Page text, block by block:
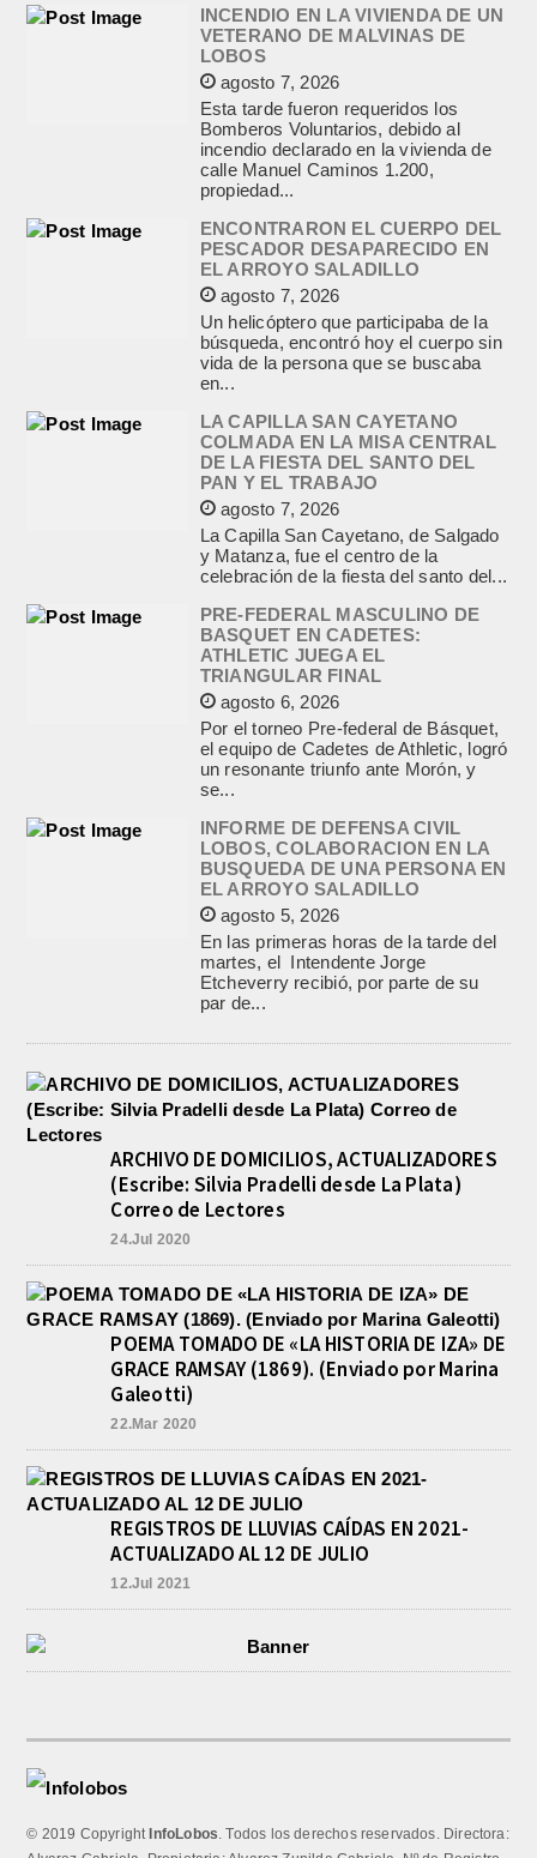
INCENDIO EN LA VIVIENDA DE UN
VETERANO DE MALVINAS DE
LOBOS
agosto 7, 2026
Esta tarde fueron requeridos los
Bomberos Voluntarios, debido al
incendio declarado en la vivienda de
calle Manuel Caminos 1.200,
propiedad...
ENCONTRARON EL CUERPO DEL
PESCADOR DESAPARECIDO EN
EL ARROYO SALADILLO
agosto 7, 2026
Un helicóptero que participaba de la
búsqueda, encontró hoy el cuerpo sin
vida de la persona que se buscaba
en...
LA CAPILLA SAN CAYETANO
COLMADA EN LA MISA CENTRAL
DE LA FIESTA DEL SANTO DEL
PAN Y EL TRABAJO
agosto 7, 2026
La Capilla San Cayetano, de Salgado
y Matanza, fue el centro de la
celebración de la fiesta del santo del...
PRE-FEDERAL MASCULINO DE
BASQUET EN CADETES:
ATHLETIC JUEGA EL
TRIANGULAR FINAL
agosto 6, 2026
Por el torneo Pre-federal de Básquet,
el equipo de Cadetes de Athletic, logró
un resonante triunfo ante Morón, y
se...
INFORME DE DEFENSA CIVIL
LOBOS, COLABORACION EN LA
BUSQUEDA DE UNA PERSONA EN
EL ARROYO SALADILLO
agosto 5, 2026
En las primeras horas de la tarde del
martes, el Intendente Jorge
Etcheverry recibió, por parte de su
par de...
ARCHIVO DE DOMICILIOS, ACTUALIZADORES
(Escribe: Silvia Pradelli desde La Plata)
Correo de Lectores
24.Jul 2020
POEMA TOMADO DE «LA HISTORIA DE IZA» DE
GRACE RAMSAY (1869). (Enviado por Marina
Galeotti)
22.Mar 2020
REGISTROS DE LLUVIAS CAÍDAS EN 2021-
ACTUALIZADO AL 12 DE JULIO
12.Jul 2021
© 2019 Copyright InfoLobos. Todos los derechos reservados. Directora: